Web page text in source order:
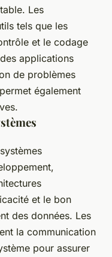
Les
tels que les
et le codage
applications
de problèmes
également
et le bon
des données. Les
la communication
pour assurer